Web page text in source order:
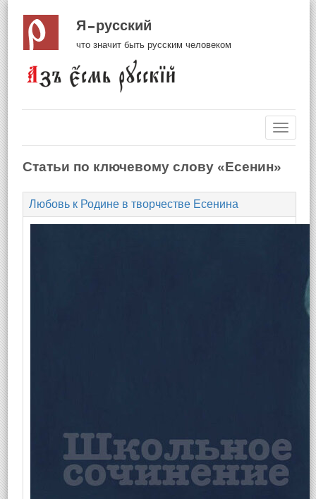
Я русский
что значит быть русским человеком
Статьи по ключевому слову «Есенин»
Любовь к Родине в творчестве Есенина